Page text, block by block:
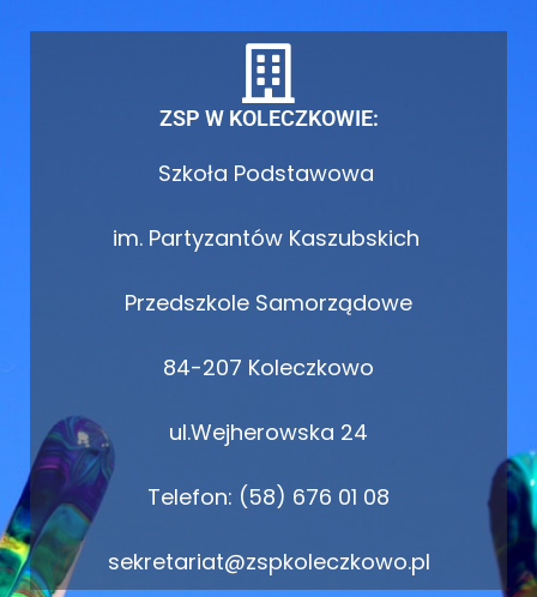
ZSP W KOLECZKOWIE:
Szkoła Podstawowa
im. Partyzantów Kaszubskich
Przedszkole Samorządowe
84-207 Koleczkowo
ul.Wejherowska 24
Telefon: (58) 676 01 08
sekretariat@zspkoleczkowo.pl